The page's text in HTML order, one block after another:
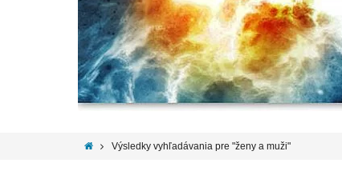
Výsledky vyhľadávania pre "ženy a muži"